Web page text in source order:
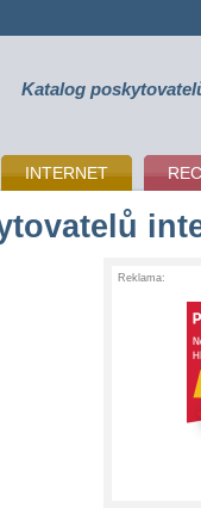
Katalog
INTERNET
Reklama: